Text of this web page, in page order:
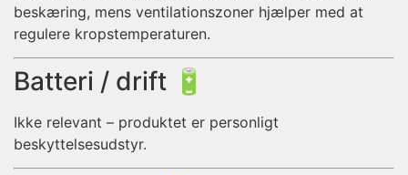
beskæring, mens ventilationszoner hjælper med at
regulere kropstemperaturen.
Batteri / drift 🔋
Ikke relevant – produktet er personligt
beskyttelsesudstyr.